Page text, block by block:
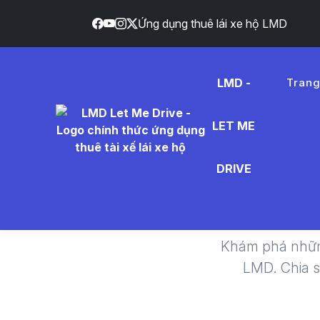
Ứng dụng thuê lái xe hộ LMD
LMD -
LET ME
DRIVE
trò chơi
Khám phá
LMD. Chia